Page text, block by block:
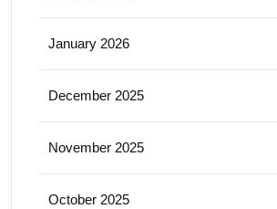
January 2026
December 2025
November 2025
October 2025